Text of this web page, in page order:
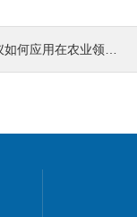
应用在农业领域？